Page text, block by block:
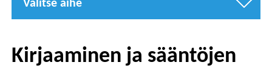
Valitse aihe
Kirjaaminen ja sääntöjen